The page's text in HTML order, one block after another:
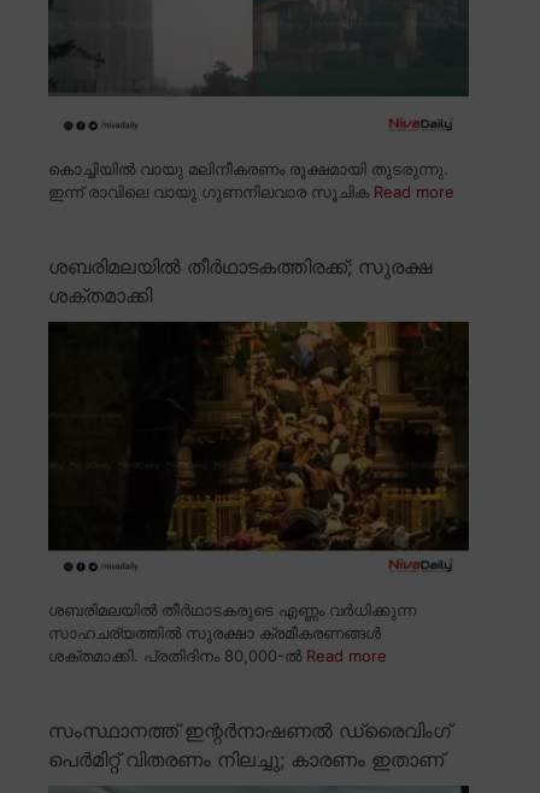
കൊച്ചിയിൽ വായു മലിനീകരണം രൂക്ഷമായി തുടരുന്നു.
ഇന്ന് രാവിലെ വായു ഗുണനിലവാര സൂചിക Read more
ശബരിമലയിൽ തീർഥാടകത്തിരക്ക്; സുരക്ഷ
ശക്തമാക്കി
ശബരിമലയിൽ തീർഥാടകരുടെ എണ്ണം വർധിക്കുന്ന
സാഹചര്യത്തിൽ സുരക്ഷാ ക്രമീകരണങ്ങൾ
ശക്തമാക്കി. പ്രതിദിനം 80,000-ൽ Read more
സംസ്ഥാനത്ത് ഇന്റർനാഷണൽ ഡ്രൈവിംഗ്
പെർമിറ്റ് വിതരണം നിലച്ചു; കാരണം ഇതാണ്